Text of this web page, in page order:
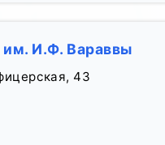
им. И.Ф. Вараввы
43